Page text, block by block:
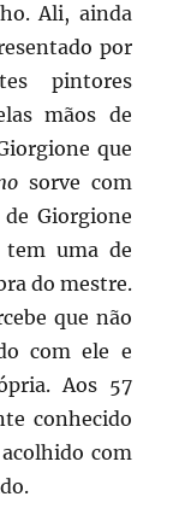
Ali, ainda
por
pintores
mãos de
que
sorve com
Giorgione
tem uma de
do mestre.
que não
com ele e
Aos 57
conhecido
com